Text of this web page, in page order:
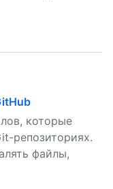
которые
репозиториях.
файлы,